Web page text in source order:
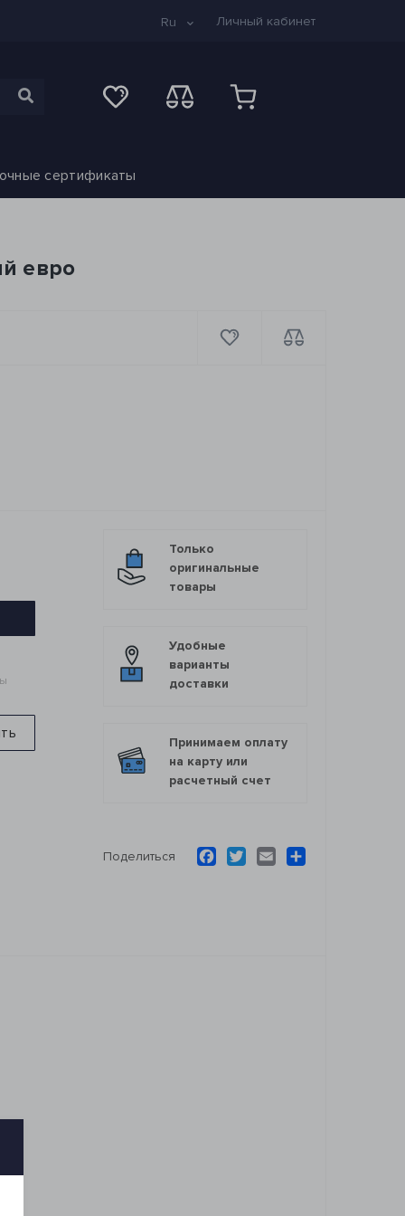
Ru Личный кабинет
сертификаты
евро
Только
оригинальные
товары
Удобные
варианты
доставки
Принимаем оплату
на карту или
расчетный счет
Поделиться FacebookTwitterEmail